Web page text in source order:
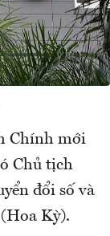
Chính mới
Chủ tịch
đổi số và
Kỳ).